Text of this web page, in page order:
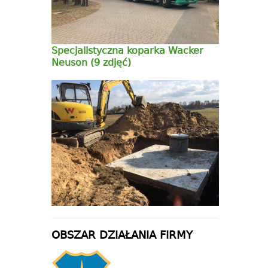
Specjalistyczna koparka Wacker
Neuson (9 zdjęć)
OBSZAR DZIAŁANIA FIRMY